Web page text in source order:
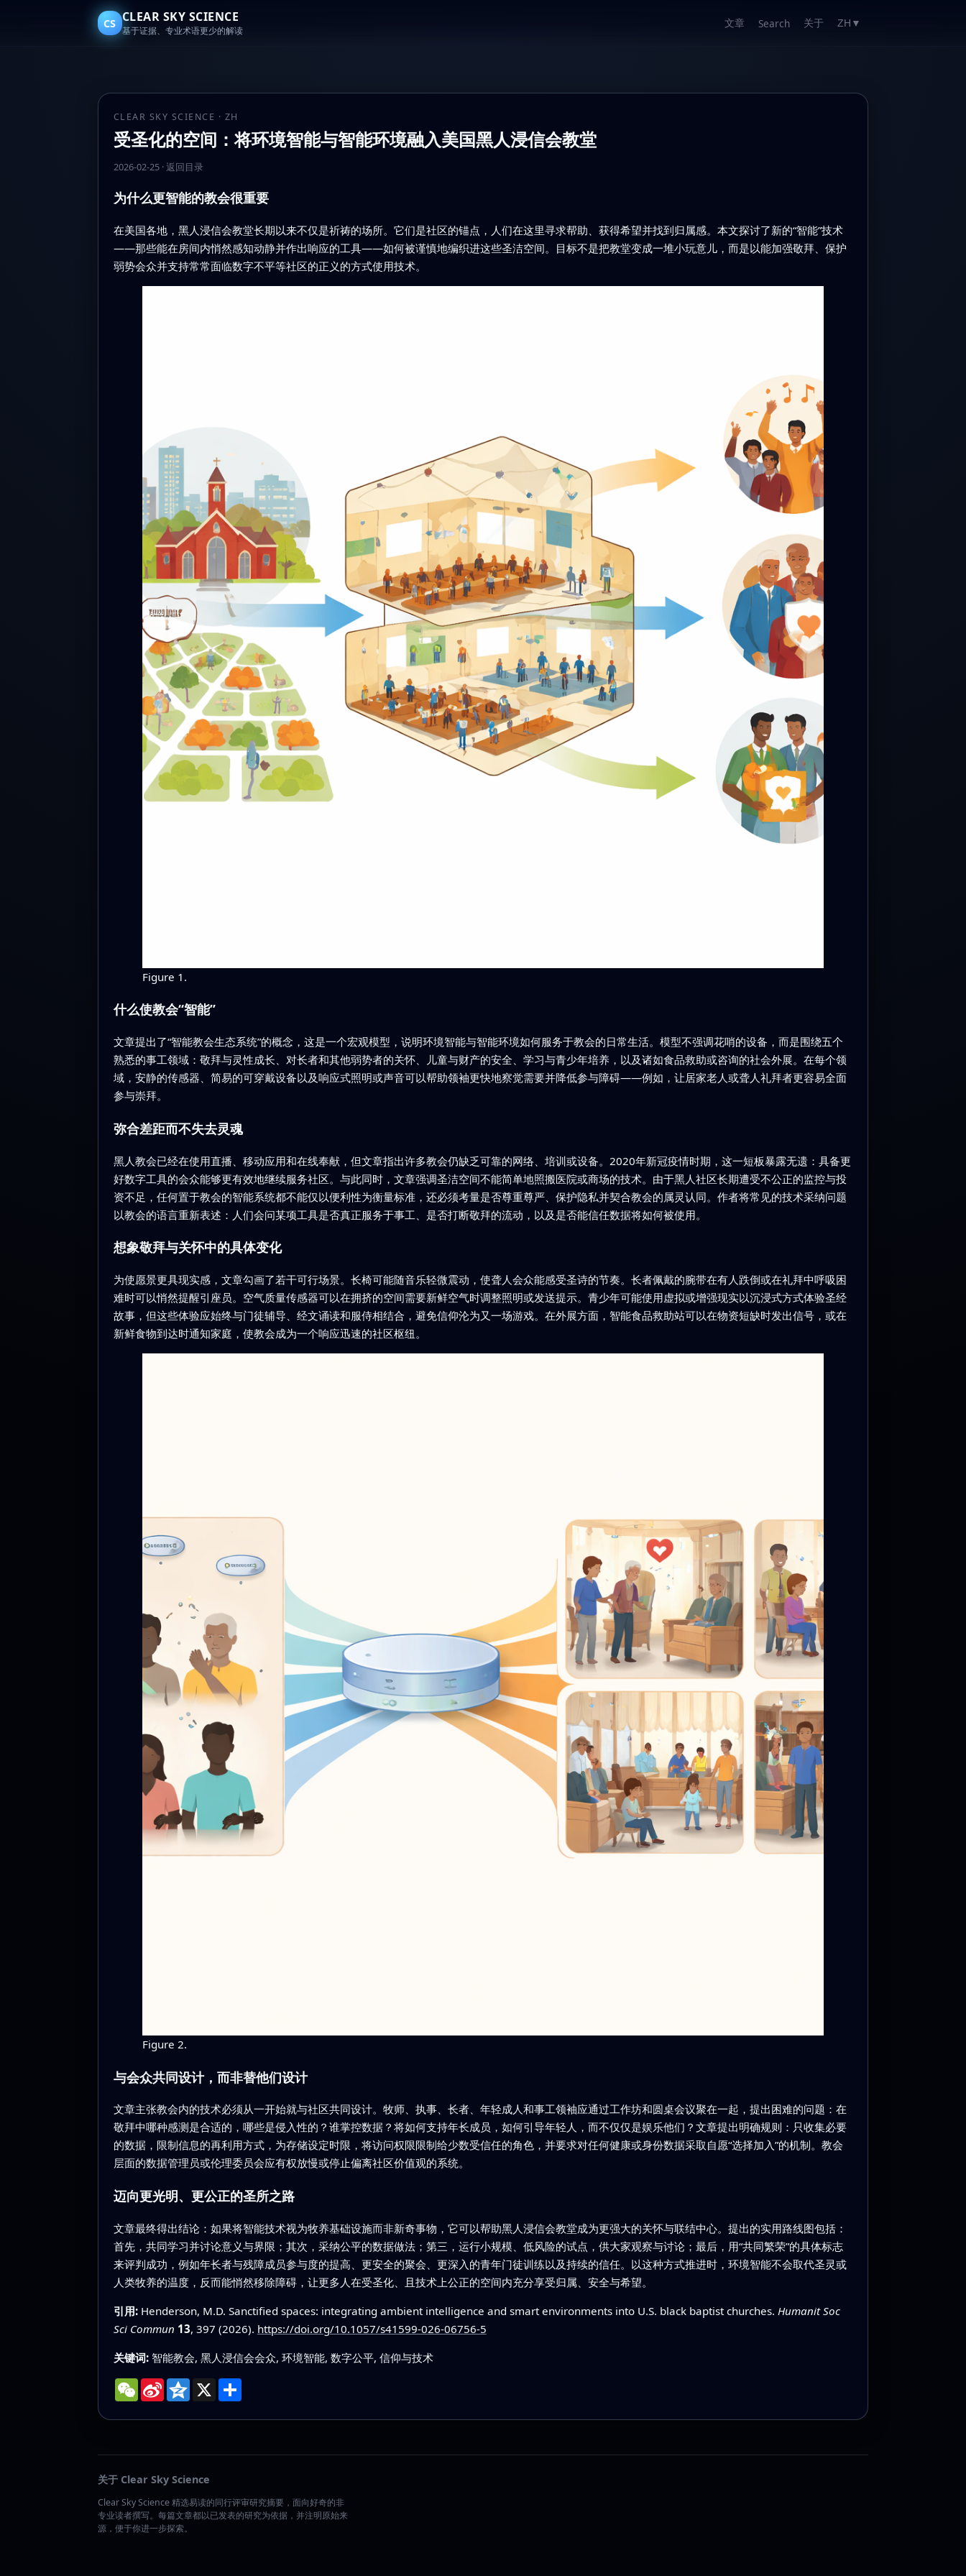
CS CLEAR SKY SCIENCE
基于证据、专业术语更少的解读
文章 Search 关于 ZH ▼
CLEAR SKY SCIENCE · ZH
受圣化的空间：将环境智能与智能环境融入美国黑人浸信会教堂
2026-02-25· 返回目录
为什么更智能的教会很重要
在美国各地，黑人浸信会教堂长期以来不仅是祈祷的场所。它们是社区的锚点，人们在这里寻求帮助、获得希望并找到归属感。本文探讨了新的“智能”技术
——那些能在房间内悄然感知动静并作出响应的工具——如何被谨慎地编织进这些圣洁空间。目标不是把教堂变成一堆小玩意儿，而是以能加强敬拜、保护
弱势会众并支持常常面临数字不平等社区的正义的方式使用技术。
Figure 1.
什么使教会“智能”
文章提出了“智能教会生态系统”的概念，这是一个宏观模型，说明环境智能与智能环境如何服务于教会的日常生活。模型不强调花哨的设备，而是围绕五个
熟悉的事工领域：敬拜与灵性成长、对长者和其他弱势者的关怀、儿童与财产的安全、学习与青少年培养，以及诸如食品救助或咨询的社会外展。在每个领
域，安静的传感器、简易的可穿戴设备以及响应式照明或声音可以帮助领袖更快地察觉需要并降低参与障碍——例如，让居家老人或聋人礼拜者更容易全面
参与崇拜。
弥合差距而不失去灵魂
黑人教会已经在使用直播、移动应用和在线奉献，但文章指出许多教会仍缺乏可靠的网络、培训或设备。2020年新冠疫情时期，这一短板暴露无遗：具备更
好数字工具的会众能够更有效地继续服务社区。与此同时，文章强调圣洁空间不能简单地照搬医院或商场的技术。由于黑人社区长期遭受不公正的监控与投
资不足，任何置于教会的智能系统都不能仅以便利性为衡量标准，还必须考量是否尊重尊严、保护隐私并契合教会的属灵认同。作者将常见的技术采纳问题
以教会的语言重新表述：人们会问某项工具是否真正服务于事工、是否打断敬拜的流动，以及是否能信任数据将如何被使用。
想象敬拜与关怀中的具体变化
为使愿景更具现实感，文章勾画了若干可行场景。长椅可能随音乐轻微震动，使聋人会众能感受圣诗的节奏。长者佩戴的腕带在有人跌倒或在礼拜中呼吸困
难时可以悄然提醒引座员。空气质量传感器可以在拥挤的空间需要新鲜空气时调整照明或发送提示。青少年可能使用虚拟或增强现实以沉浸式方式体验圣经
故事，但这些体验应始终与门徒辅导、经文诵读和服侍相结合，避免信仰沦为又一场游戏。在外展方面，智能食品救助站可以在物资短缺时发出信号，或在
新鲜食物到达时通知家庭，使教会成为一个响应迅速的社区枢纽。
Figure 2.
与会众共同设计，而非替他们设计
文章主张教会内的技术必须从一开始就与社区共同设计。牧师、执事、长者、年轻成人和事工领袖应通过工作坊和圆桌会议聚在一起，提出困难的问题：在
敬拜中哪种感测是合适的，哪些是侵入性的？谁掌控数据？将如何支持年长成员，如何引导年轻人，而不仅仅是娱乐他们？文章提出明确规则：只收集必要
的数据，限制信息的再利用方式，为存储设定时限，将访问权限限制给少数受信任的角色，并要求对任何健康或身份数据采取自愿“选择加入”的机制。教会
层面的数据管理员或伦理委员会应有权放慢或停止偏离社区价值观的系统。
迈向更光明、更公正的圣所之路
文章最终得出结论：如果将智能技术视为牧养基础设施而非新奇事物，它可以帮助黑人浸信会教堂成为更强大的关怀与联结中心。提出的实用路线图包括：
首先，共同学习并讨论意义与界限；其次，采纳公平的数据做法；第三，运行小规模、低风险的试点，供大家观察与讨论；最后，用“共同繁荣”的具体标志
来评判成功，例如年长者与残障成员参与度的提高、更安全的聚会、更深入的青年门徒训练以及持续的信任。以这种方式推进时，环境智能不会取代圣灵或
人类牧养的温度，反而能悄然移除障碍，让更多人在受圣化、且技术上公正的空间内充分享受归属、安全与希望。
引用: Henderson, M.D. Sanctified spaces: integrating ambient intelligence and smart environments into U.S. black baptist churches. Humanit Soc
Sci Commun 13, 397 (2026). https://doi.org/10.1057/s41599-026-06756-5
关键词: 智能教会, 黑人浸信会会众, 环境智能, 数字公平, 信仰与技术
WeChat
Sina
Weibo
Qzone
X 分
享
关于 Clear Sky Science
Clear Sky Science 精选易读的同行评审研究摘要，面向好奇的非
专业读者撰写。每篇文章都以已发表的研究为依据，并注明原始来
源，便于你进一步探索。